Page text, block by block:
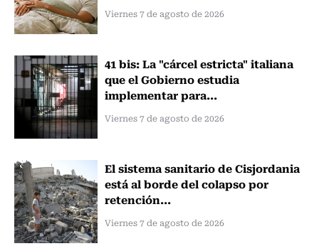
Viernes 7 de agosto de 2026
41 bis: La "cárcel estricta" italiana
que el Gobierno estudia
implementar para...
Viernes 7 de agosto de 2026
El sistema sanitario de Cisjordania
está al borde del colapso por
retención...
Viernes 7 de agosto de 2026